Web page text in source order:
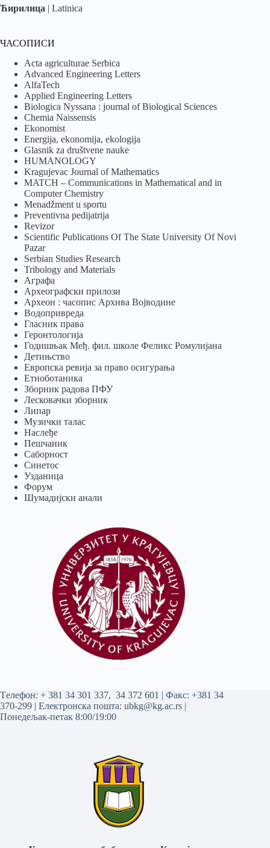
Ћирилица | Latinica
ЧАСОПИСИ
Acta agriculturae Serbica
Advanced Engineering Letters
AlfaTech
Applied Engineering Letters
Biologica Nyssana : journal of Biological Sciences
Chemia Naissensis
Ekonomist
Energija, ekonomija, ekologija
Glasnik za društvene nauke
HUMANOLOGY
Kragujevac Journal of Mathematics
MATCH – Communications in Mathematical and in
Computer Chemistry
Menadžment u sportu
Preventivna pedijatrija
Revizor
Scientific Publications Of The State University Of Novi
Pazar
Serbian Studies Research
Tribology and Materials
Аграфа
Археографски прилози
Археон : часопис Архива Војводине
Водопривреда
Гласник права
Геронтологија
Годишњак Међ. фил. школе Феликс Ромулијана
Детињство
Европска ревија за право осигурања
Eтноботаника
Зборник радова ПФУ
Лесковачки зборник
Липар
Музички талас
Наслеђе
Пешчаник
Саборност
Синетос
Узданица
Форум
Шумадијски анали
Tелефон: + 381 34 301 337, 34 372 601 | Факс: +381 34
370-299 | Електронска пошта: ubkg@kg.ac.rs |
Понедељак-петак 8:00/19:00